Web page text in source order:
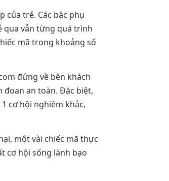
trẻ. Các bậc phụ
qua vẫn từng quá trình
mã trong khoảng số
đứng về bên khách
đoan an toàn. Đặc biệt,
cơ hội nghiêm khắc,
một vài chiếc mã thực
cơ hội sống lành bạo